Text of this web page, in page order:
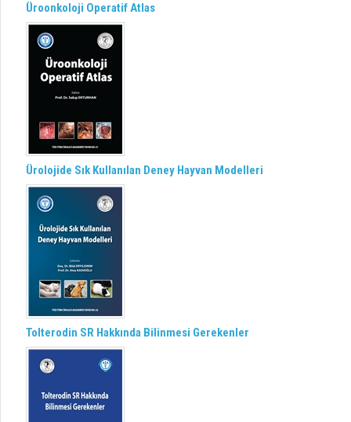
Üroonkoloji Operatif Atlas
Ürolojide Sık Kullanılan Deney Hayvan Modelleri
Tolterodin SR Hakkında Bilinmesi Gerekenler